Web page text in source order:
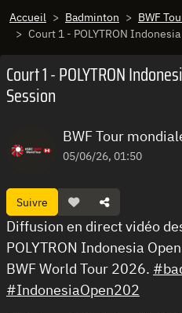
Accueil Badminton
BWF
Court 1 - POLYTRON
Court 1 - POLYTRON
Session
BWF Tour
05/06/26, 01:50
Suivre
Diffusion en direct vidéo
POLYTRON Indonesia
BWF World Tour 2026.
#IndonesiaOpen202